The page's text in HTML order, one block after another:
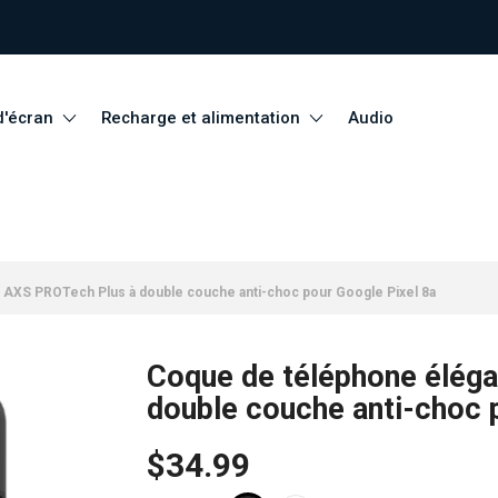
Recharge et alimentation Audio
PROTech Plus à double couche anti-choc pour Google Pixel 8a
Coque de téléphone
double couche anti-choc
$34.99